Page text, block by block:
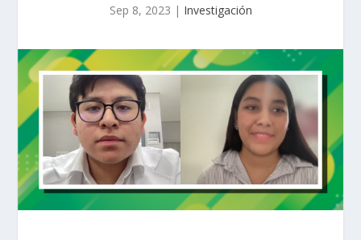
Sep 8, 2023 | Investigación